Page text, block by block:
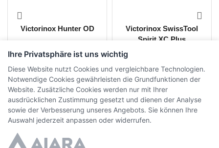
Victorinox Hunter OD
Victorinox SwissTool
Spirit XC Plus
Ihre Privatsphäre ist uns wichtig
Diese Website nutzt Cookies und vergleichbare Technologien.
Notwendige Cookies gewährleisten die Grundfunktionen der
Website. Zusätzliche Cookies werden nur mit Ihrer
ausdrücklichen Zustimmung gesetzt und dienen der Analyse
sowie der Verbesserung unseres Angebots. Sie können Ihre
Auswahl jederzeit anpassen oder widerrufen.